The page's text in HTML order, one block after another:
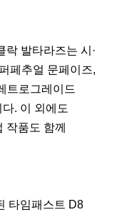
락 발타라즈는 시·
페추얼 문페이즈,
트로그레이드
. 이 외에도
작품도 함께
타임패스트 D8